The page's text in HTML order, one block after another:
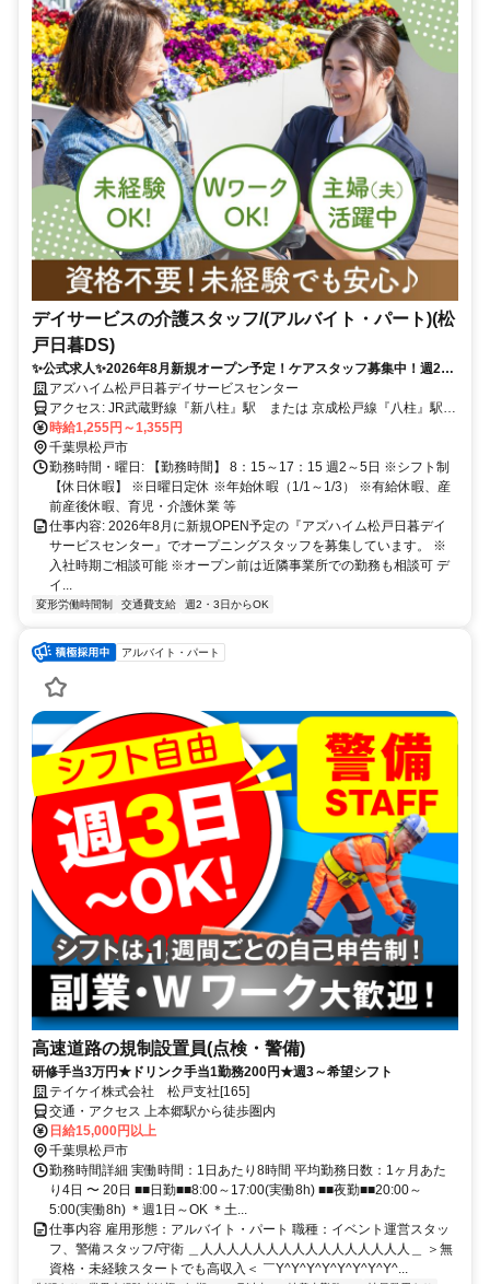
デイサービスの介護スタッフ/(アルバイト・パート)(松
戸日暮DS)
✨公式求人✨2026年8月新規オープン予定！ケアスタッフ募集中！週2日
勤務から◎幅広い年代のスタッフ活躍！
アズハイム松戸日暮デイサービスセンター
アクセス: JR武蔵野線『新八柱』駅 または 京成松戸線『八柱』駅よ
りとほ8分
時給1,255円～1,355円
千葉県松戸市
勤務時間・曜日: 【勤務時間】 8：15～17：15 週2～5日 ※シフト制
【休日休暇】 ※日曜日定休 ※年始休暇（1/1～1/3） ※有給休暇、産
前産後休暇、育児・介護休業 等
仕事内容: 2026年8月に新規OPEN予定の『アズハイム松戸日暮デイ
サービスセンター』でオープニングスタッフを募集しています。 ※
入社時期ご相談可能 ※オープン前は近隣事業所での勤務も相談可 デ
イ...
変形労働時間制 交通費支給 週2・3日からOK
アルバイト・パート
高速道路の規制設置員(点検・警備)
研修手当3万円★ドリンク手当1勤務200円★週3～希望シフト
テイケイ株式会社 松戸支社[165]
交通・アクセス 上本郷駅から徒歩圏内
日給15,000円以上
千葉県松戸市
勤務時間詳細 実働時間：1日あたり8時間 平均勤務日数：1ヶ月あた
り4日 〜 20日 ■■日勤■■8:00～17:00(実働8h) ■■夜勤■■20:00～
5:00(実働8h) ＊週1日～OK ＊土...
仕事内容 雇用形態：アルバイト・パート 職種：イベント運営スタッ
フ、警備スタッフ/守衛 ＿人人人人人人人人人人人人人人人人＿ ＞無
資格・未経験スタートでも高収入＜ ￣Y^Y^Y^Y^Y^Y^Y^Y^...